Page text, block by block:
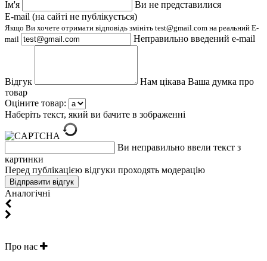
Ім'я
Ви не представилися
E-mail (на сайті не публікується)
Якщо Ви хочете отримати відповідь змініть test@gmail.com на реальний E-
mail
Неправильно введений e-mail
Відгук
Нам цікава Ваша думка про
товар
Оціните товар:
Наберіть текст, який ви бачите в зображенні
Ви неправильно ввели текст з
картинки
Перед публікацією відгуки проходять модерацію
Aналогічні
Про нас